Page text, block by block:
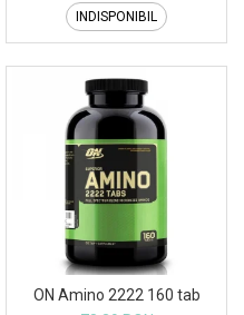
INDISPONIBIL
ON Amino 2222 160 tab